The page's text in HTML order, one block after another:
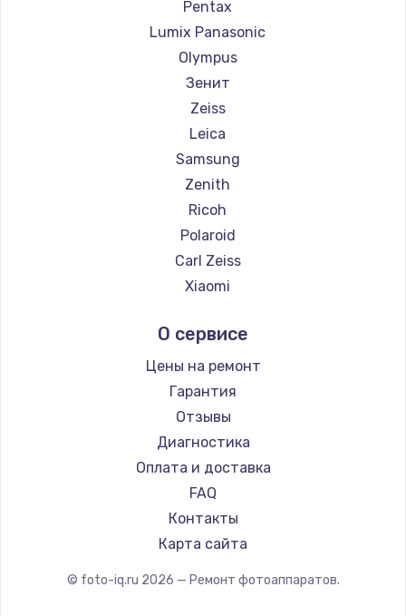
1200 руб.
Заказать
Замена системной платы
1500 руб.
Замена температурного датчика
2500 руб.
Замена электроконфорки
Заказать
Техобслуживание
900 руб.
Заказать
Установка / подключение / демонтаж
1300 руб.
Заказать
Pentax
Lumix Panasonic
Olympus
Зенит
Zeiss
Leica
Samsung
Zenith
Ricoh
Polaroid
Carl Zeiss
Xiaomi
Kodak
Blackmagic
О сервисе
Цены на ремонт
Гарантия
Отзывы
Диагностика
Оплата и доставка
FAQ
Контакты
Карта сайта
© foto-iq.ru 2026 — Ремонт фотоаппаратов.